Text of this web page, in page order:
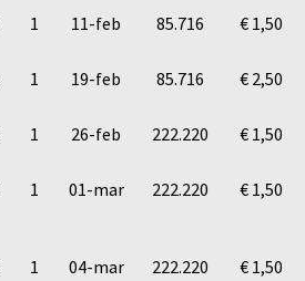
1 11-feb 85.716
€ 1,50
1 19-feb 85.716
€ 2,50
1 26-feb 222.220
€ 1,50
1 01-mar 222.220
€ 1,50
1 04-mar 222.220 € 1,50